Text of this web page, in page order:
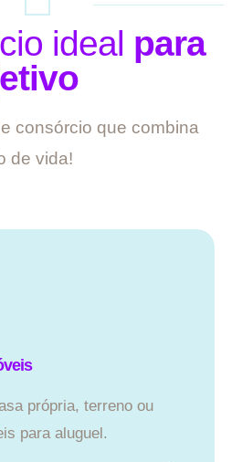
ideal para
consórcio que combina
de vida!
própria, terreno ou
para aluguel.